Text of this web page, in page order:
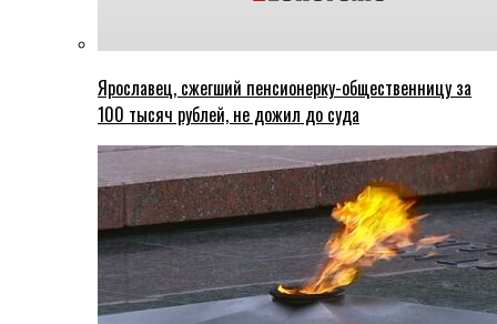
Ярославец, сжегший пенсионерку-общественницу за
100 тысяч рублей, не дожил до суда